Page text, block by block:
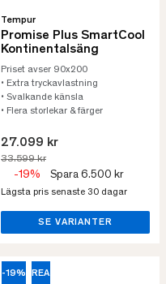
Tempur
Promise Plus SmartCool
Kontinentalsäng
Priset avser 90x200
• Extra tryckavlastning
• Svalkande känsla
• Flera storlekar & färger
27.099 kr
33.599 kr
-19% Spara 6.500 kr
Lägsta pris senaste 30 dagar
SE VARIANTER
-19% REA